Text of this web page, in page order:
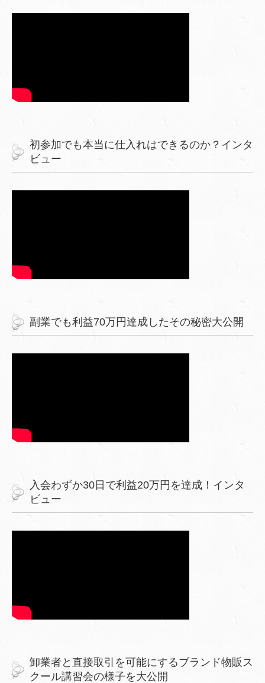
初参加でも本当に仕入れはできるのか？インタ
ビュー
副業でも利益70万円達成したその秘密大公開
入会わずか30日で利益20万円を達成！インタ
ビュー
卸業者と直接取引を可能にするブランド物販ス
クール講習会の様子を大公開